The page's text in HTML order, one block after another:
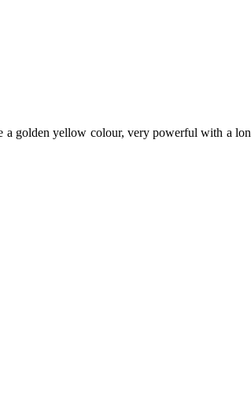
a golden yellow colour, very powerful with a